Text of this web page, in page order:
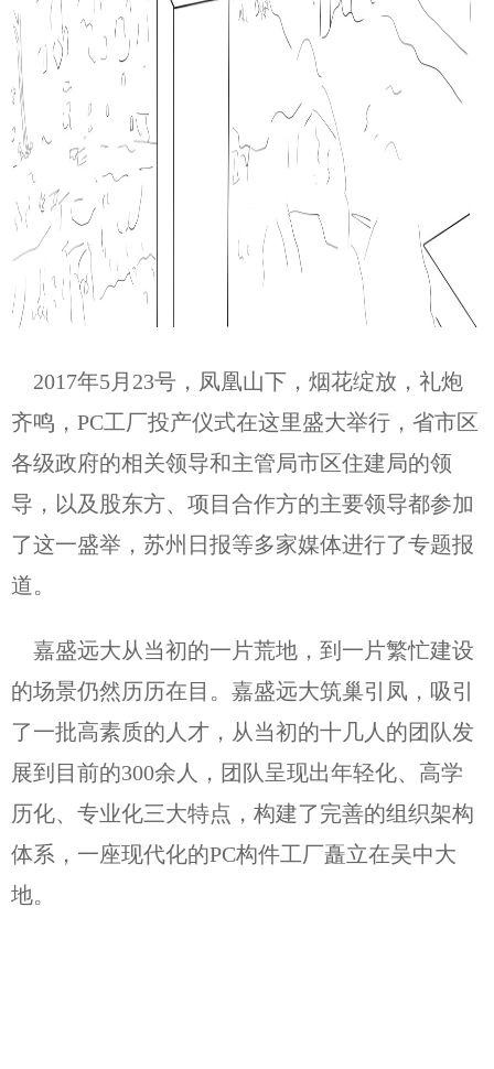
2017年5月23号，凤凰山下，烟花绽放，礼炮
齐鸣，PC工厂投产仪式在这里盛大举行，省市区
各级政府的相关领导和主管局市区住建局的领
导，以及股东方、项目合作方的主要领导都参加
了这一盛举，苏州日报等多家媒体进行了专题报
道。
嘉盛远大从当初的一片荒地，到一片繁忙建设
的场景仍然历历在目。嘉盛远大筑巢引凤，吸引
了一批高素质的人才，从当初的十几人的团队发
展到目前的300余人，团队呈现出年轻化、高学
历化、专业化三大特点，构建了完善的组织架构
体系，一座现代化的PC构件工厂矗立在吴中大
地。